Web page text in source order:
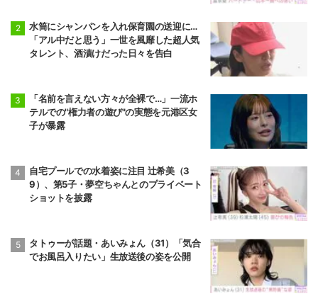
水筒にシャンパンを入れ保育園の送迎に…
「アル中だと思う」一世を風靡した超人気
タレント、酒漬けだった日々を告白
「名前を言えない方々が全裸で…」一流ホ
テルでの"権力者の遊び"の実態を元港区女
子が暴露
自宅プールでの水着姿に注目 辻希美（3
9）、第5子・夢空ちゃんとのプライベート
ショットを披露
タトゥーが話題・あいみょん（31）「気合
でお風呂入りたい」生放送後の姿を公開